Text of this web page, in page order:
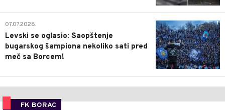
1
07.07.2026.
Levski se oglasio: Saopštenje
bugarskog šampiona nekoliko sati pred
meč sa Borcem!
FK BORAC